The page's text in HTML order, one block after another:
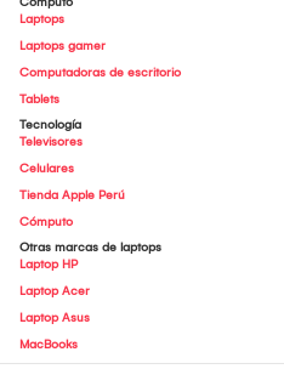
Laptops
Laptops gamer
Computadoras de escritorio
Tablets
Tecnología
Televisores
Celulares
Tienda Apple Perú
Cómputo
Otras marcas de laptops
Laptop HP
Laptop Acer
Laptop Asus
MacBooks